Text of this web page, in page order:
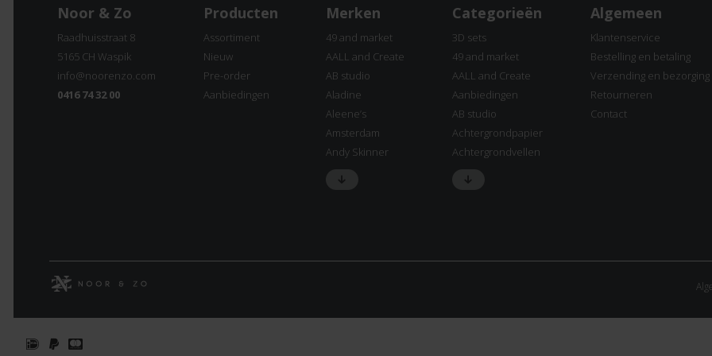
Noor & Zo
Raadhuisstraat 8
5165 CH Waspik
info@noorenzo.com
0416 74 32 00
Producten
Assortiment
Nieuw
Pre-order
Aanbiedingen
Merken
49 and market
AALL and Create
AB studio
Aladine
Aleene’s
Amsterdam
Andy Skinner
Categorieën
3D sets
49 and market
AALL and Create
Aanbiedingen
AB studio
Achtergrondpapier
Achtergrondvellen
Algemeen
Klantenservice
Bestelling en betaling
Verzending en bezorging
Retourneren
Contact